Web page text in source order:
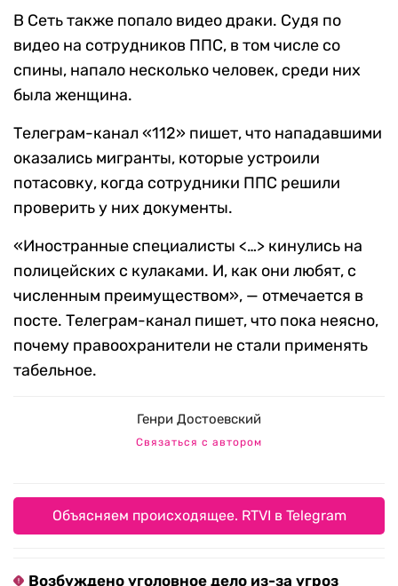
В Сеть также попало видео драки. Судя по
видео на сотрудников ППС, в том числе со
спины, напало несколько человек, среди них
была женщина.
Телеграм-канал «112» пишет, что нападавшими
оказались мигранты, которые устроили
потасовку, когда сотрудники ППС решили
проверить у них документы.
«Иностранные специалисты <…> кинулись на
полицейских с кулаками. И, как они любят, с
численным преимуществом», — отмечается в
посте. Телеграм-канал пишет, что пока неясно,
почему правоохранители не стали применять
табельное.
Генри Достоевский
Связаться с автором
Объясняем происходящее. RTVI в Telegram
Возбуждено уголовное дело из-за угроз